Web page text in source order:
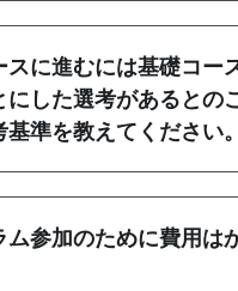
スに進むには基礎コー
にした選考があるとの
準を教えてください。
ム参加のために費用は